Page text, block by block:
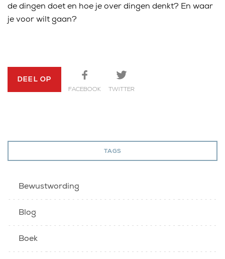
de dingen doet en hoe je over dingen denkt? En waar
je voor wilt gaan?
DEEL OP
FACEBOOK TWITTER
TAGS
Bewustwording
Blog
Boek